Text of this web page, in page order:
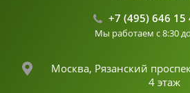
+7 (495) 646 15
Мы работаем с 8:30
Москва, Рязанский
4 этаж